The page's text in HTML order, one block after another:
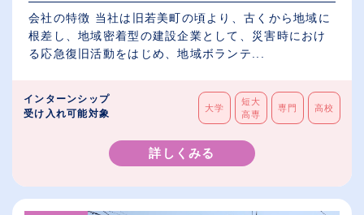
会社の特徴 当社は旧若美町の頃より、古くから地域に
根差し、地域密着型の建設企業として、災害時におけ
る応急復旧活動をはじめ、地域ボランテ...
インターンシップ
受け入れ可能対象
大学
短大
高専
専門 高校
詳しくみる